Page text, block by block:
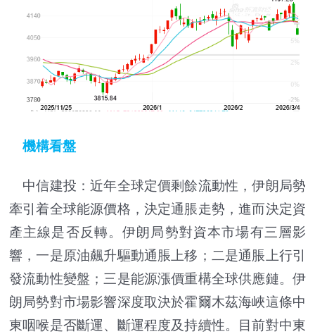
機構看盤
中信建投：近年全球定價剩餘流動性，伊朗局勢
牽引着全球能源價格，決定通脹走勢，進而決定資
產主線是否反轉。伊朗局勢對資本市場有三層影
響，一是原油飆升驅動通脹上移；二是通脹上行引
發流動性變盤；三是能源漲價重構全球供應鏈。伊
朗局勢對市場影響深度取決於霍爾木茲海峽這條中
東咽喉是否斷運、斷運程度及持續性。目前對中東